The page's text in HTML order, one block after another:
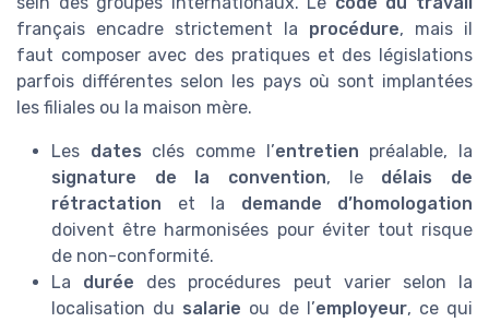
français encadre strictement la procédure, mais il
faut composer avec des pratiques et des législations
parfois différentes selon les pays où sont implantées
les filiales ou la maison mère.
Les dates clés comme l’entretien préalable, la
signature de la convention, le délais de
rétractation et la demande d’homologation
doivent être harmonisées pour éviter tout risque
de non-conformité.
La durée des procédures peut varier selon la
localisation du salarie ou de l’employeur, ce qui